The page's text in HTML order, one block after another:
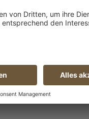
gepflanzt
Wiesen Obst e. V. ist.
Mehr Informationen